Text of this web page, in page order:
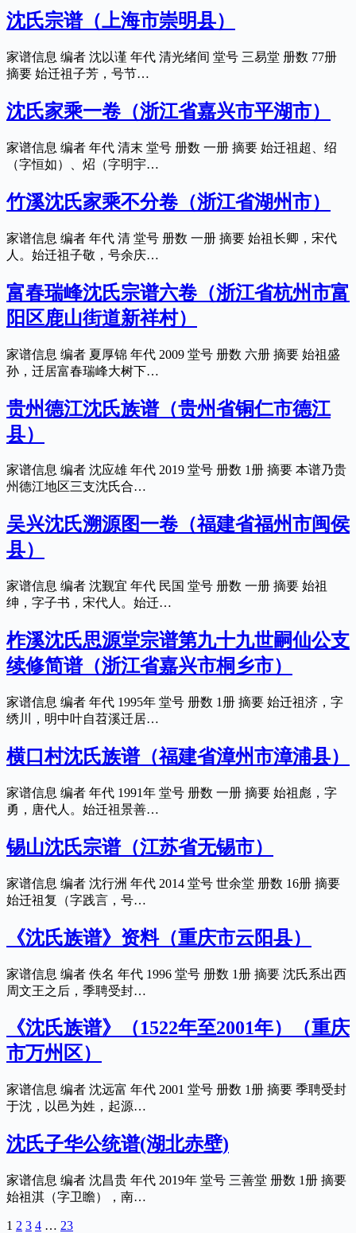
沈氏宗谱（上海市崇明县）
家谱信息 编者 沈以谨 年代 清光绪间 堂号 三易堂 册数 77册
摘要 始迁祖子芳，号节…
沈氏家乘一卷（浙江省嘉兴市平湖市）
家谱信息 编者 年代 清末 堂号 册数 一册 摘要 始迁祖超、绍
（字恒如）、炤（字明宇…
竹溪沈氏家乘不分卷（浙江省湖州市）
家谱信息 编者 年代 清 堂号 册数 一册 摘要 始祖长卿，宋代
人。始迁祖子敬，号余庆…
富春瑞峰沈氏宗谱六卷（浙江省杭州市富
阳区鹿山街道新祥村）
家谱信息 编者 夏厚锦 年代 2009 堂号 册数 六册 摘要 始祖盛
孙，迁居富春瑞峰大树下…
贵州德江沈氏族谱（贵州省铜仁市德江
县）
家谱信息 编者 沈应雄 年代 2019 堂号 册数 1册 摘要 本谱乃贵
州德江地区三支沈氏合…
吴兴沈氏溯源图一卷（福建省福州市闽侯
县）
家谱信息 编者 沈觐宜 年代 民国 堂号 册数 一册 摘要 始祖
绅，字子书，宋代人。始迁…
柞溪沈氏思源堂宗谱第九十九世嗣仙公支
续修简谱（浙江省嘉兴市桐乡市）
家谱信息 编者 年代 1995年 堂号 册数 1册 摘要 始迁祖济，字
绣川，明中叶自苕溪迁居…
横口村沈氏族谱（福建省漳州市漳浦县）
家谱信息 编者 年代 1991年 堂号 册数 一册 摘要 始祖彪，字
勇，唐代人。始迁祖景善…
锡山沈氏宗谱（江苏省无锡市）
家谱信息 编者 沈行洲 年代 2014 堂号 世余堂 册数 16册 摘要
始迁祖复（字践言，号…
《沈氏族谱》资料（重庆市云阳县）
家谱信息 编者 佚名 年代 1996 堂号 册数 1册 摘要 沈氏系出西
周文王之后，季聘受封…
《沈氏族谱》（1522年至2001年）（重庆
市万州区）
家谱信息 编者 沈远富 年代 2001 堂号 册数 1册 摘要 季聘受封
于沈，以邑为姓，起源…
沈氏子华公统谱(湖北赤壁)
家谱信息 编者 沈昌贵 年代 2019年 堂号 三善堂 册数 1册 摘要
始祖淇（字卫瞻），南…
1 2 3 4 … 23